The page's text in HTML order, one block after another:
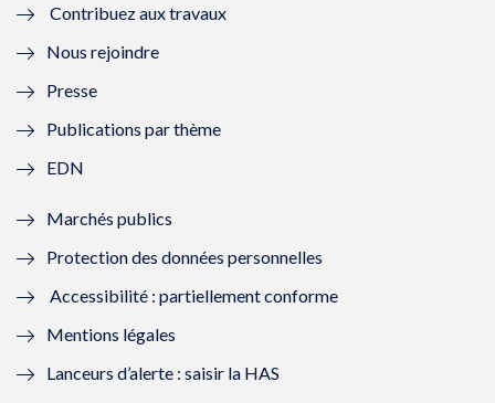
l
l
f
n
ê
t
r
e
e
e
n
ê
r
ê
t
e
ê
Contribuez aux travaux
Nous rejoindre
Presse
Publications par thème
EDN
Marchés publics
Protection des données personnelles
Accessibilité : partiellement conforme
Mentions légales
Lanceurs d’alerte : saisir la HAS